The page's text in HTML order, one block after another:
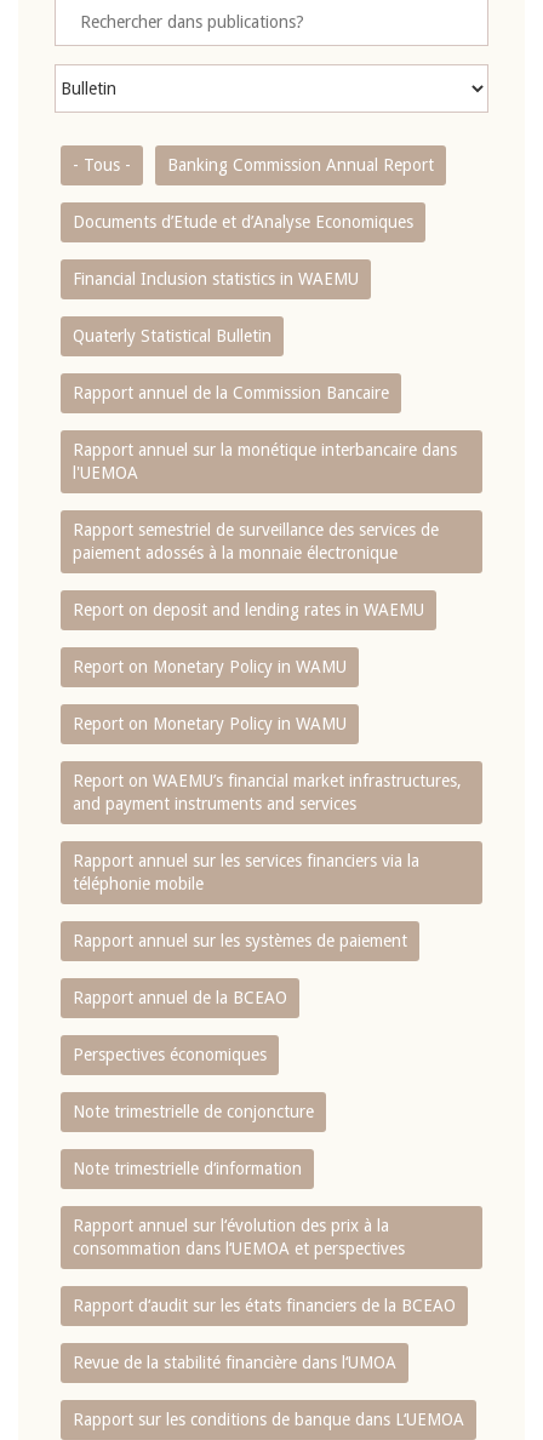
- Tous - Banking Commission Annual Report
Documents d’Etude et d’Analyse Economiques
Financial Inclusion statistics in WAEMU
Quaterly Statistical Bulletin
Rapport annuel de la Commission Bancaire
Rapport annuel sur la monétique interbancaire dans
l'UEMOA
Rapport semestriel de surveillance des services de
paiement adossés à la monnaie électronique
Report on deposit and lending rates in WAEMU
Report on Monetary Policy in WAMU
Report on Monetary Policy in WAMU
Report on WAEMU’s financial market infrastructures,
and payment instruments and services
Rapport annuel sur les services financiers via la
téléphonie mobile
Rapport annuel sur les systèmes de paiement
Rapport annuel de la BCEAO
Perspectives économiques
Note trimestrielle de conjoncture
Note trimestrielle d‘information
Rapport annuel sur l‘évolution des prix à la
consommation dans l‘UEMOA et perspectives
Rapport d‘audit sur les états financiers de la BCEAO
Revue de la stabilité financière dans l‘UMOA
Rapport sur les conditions de banque dans L‘UEMOA